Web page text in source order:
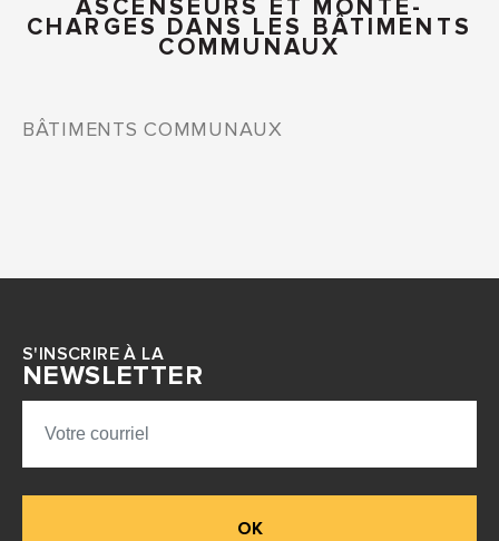
ASCENSEURS ET MONTE-
CHARGES DANS LES BÂTIMENTS
COMMUNAUX
BÂTIMENTS COMMUNAUX
S'INSCRIRE À LA
NEWSLETTER
OK